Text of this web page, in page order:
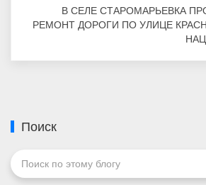
В СЕЛЕ СТАРОМАРЬЕВКА
РЕМОНТ ДОРОГИ ПО УЛИЦЕ
Поиск